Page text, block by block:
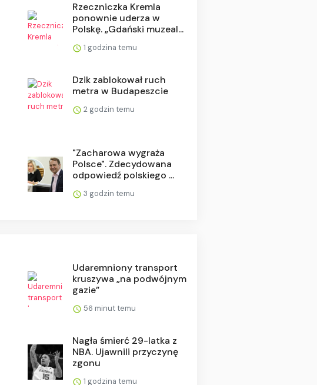
Rzeczniczka Kremla
ponownie uderza w
Polskę. „Gdański muzeal...
1 godzina temu
Dzik zablokował ruch
metra w Budapeszcie
2 godzin temu
"Zacharowa wygraża
Polsce". Zdecydowana
odpowiedź polskiego ...
3 godzin temu
Udaremniony transport
kruszywa „na podwójnym
gazie”
56 minut temu
Nagła śmierć 29-latka z
NBA. Ujawnili przyczynę
zgonu
1 godzina temu